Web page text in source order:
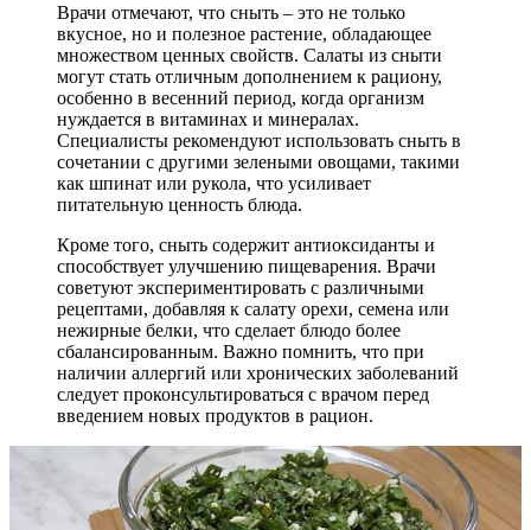
Врачи отмечают, что сныть – это не только
вкусное, но и полезное растение, обладающее
множеством ценных свойств. Салаты из сныти
могут стать отличным дополнением к рациону,
особенно в весенний период, когда организм
нуждается в витаминах и минералах.
Специалисты рекомендуют использовать сныть в
сочетании с другими зелеными овощами, такими
как шпинат или рукола, что усиливает
питательную ценность блюда.
Кроме того, сныть содержит антиоксиданты и
способствует улучшению пищеварения. Врачи
советуют экспериментировать с различными
рецептами, добавляя к салату орехи, семена или
нежирные белки, что сделает блюдо более
сбалансированным. Важно помнить, что при
наличии аллергий или хронических заболеваний
следует проконсультироваться с врачом перед
введением новых продуктов в рацион.